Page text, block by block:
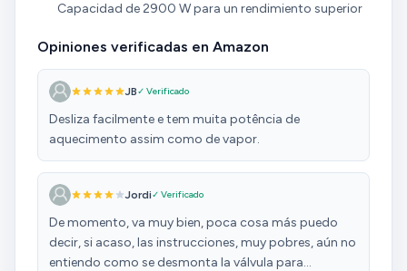
Capacidad de 2900 W para un rendimiento superior
Opiniones verificadas en Amazon
JB✓ Verificado
Desliza facilmente e tem muita potência de
aquecimento assim como de vapor.
Jordi✓ Verificado
De momento, va muy bien, poca cosa más puedo
decir, si acaso, las instrucciones, muy pobres, aún no
entiendo como se desmonta la válvula para